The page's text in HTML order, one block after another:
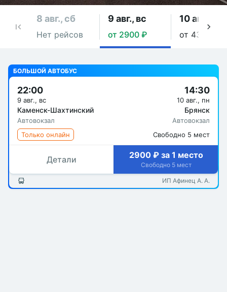
8 авг., сб
Нет рейсов
9 авг., вс
от 2900 ₽
10 авг., пн
от 4347 ₽
БОЛЬШОЙ АВТОБУС
22:00
9 авг., вс
Каменск-Шахтинский
Автовокзал
14:30
10 авг., пн
Брянск
Автовокзал
Только онлайн
Свободно 5 мест
Детали 2900 ₽ за 1 место
Свободно 5 мест
ИП Афинец А. А.